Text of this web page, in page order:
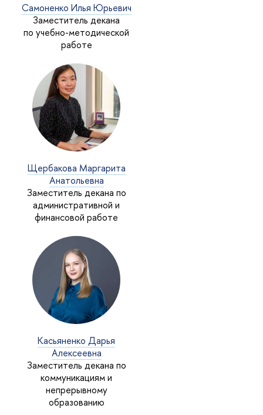
Самоненко Илья Юрьевич
Заместитель декана
по учебно-методической
работе
Щербакова Маргарита
Анатольевна
Заместитель декана по
административной и
финансовой работе
Касьяненко Дарья
Алексеевна
Заместитель декана по
коммуникациям и
непрерывному
образованию